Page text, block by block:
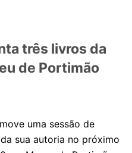
três livros da
de Portimão
uma sessão de
sua autoria no próximo